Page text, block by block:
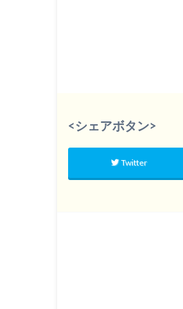
<シェアボタン>
Twitter